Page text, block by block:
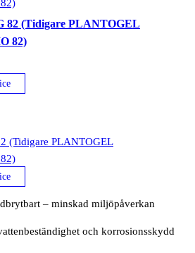
82 (Tidigare PLANTOGEL
82)
(Tidigare PLANTOGEL
– minskad miljöpåverkan
och korrosionsskydd